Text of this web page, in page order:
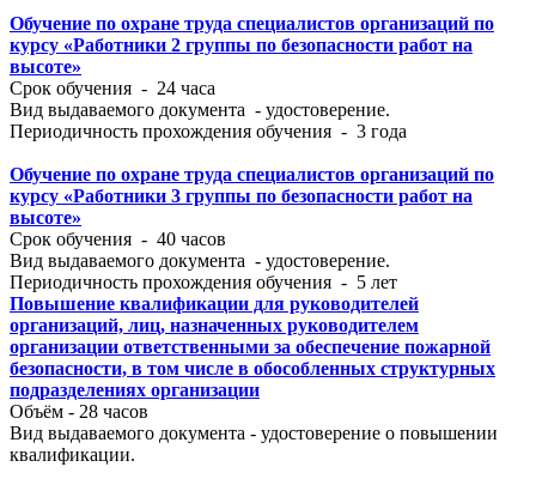
Обучение по охране труда специалистов организаций по
курсу «Работники 2 группы по безопасности работ на
высоте»
Срок обучения - 24 часа
Вид выдаваемого документа - удостоверение.
Периодичность прохождения обучения - 3 года
Обучение по охране труда специалистов организаций по
курсу «Работники 3 группы по безопасности работ на
высоте»
Срок обучения - 40 часов
Вид выдаваемого документа - удостоверение.
Периодичность прохождения обучения - 5 лет
Повышение квалификации для руководителей
организаций, лиц, назначенных руководителем
организации ответственными за обеспечение пожарной
безопасности, в том числе в обособленных структурных
подразделениях организации
Объём - 28 часов
Вид выдаваемого документа - удостоверение о повышении
квалификации.